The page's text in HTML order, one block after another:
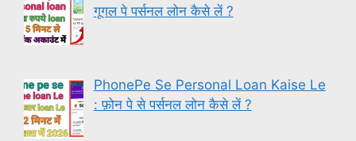
गूगल पे पर्सनल लोन कैसे लें ?
PhonePe Se Personal Loan Kaise Le
: फ़ोन पे से पर्सनल लोन कैसे लें ?